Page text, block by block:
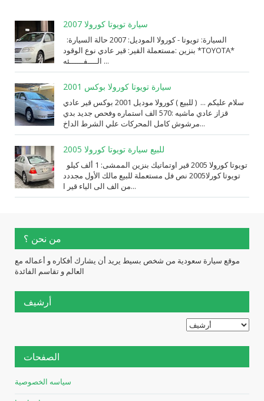
سيارة تويوتا كورولا 2007
⁨مستعملة⁩ القير: ⁨قير عادي⁩ نوع الوقود: ⁨بنزين⁩ *TOYOTA*
الــــفــــــئه ...
سيارة تويوتا كورولا بوكس 2001
سلام عليكم ... ( للبيع ) كورولا موديل 2001 بوكس قير عادي
قزاز عادي ماشيه :570 الف استماره وفحص جديد بدي
مرشوش كامل المحركات علي الشرط الداخ...
للبيع سيارة تويوتا كورولا 2005
تويوتا كورلا2005 نص فل مستعملة للبيع مالك الأول مجددد
من الف الى الياء قير ا...
من نحن ؟
موقع سيارة سعودية من شخص بسيط يريد أن يشارك أفكاره و أعماله مع
العالم و تقاسم الفائدة
أرشيف
الصفحات
سياسه الخصوصية